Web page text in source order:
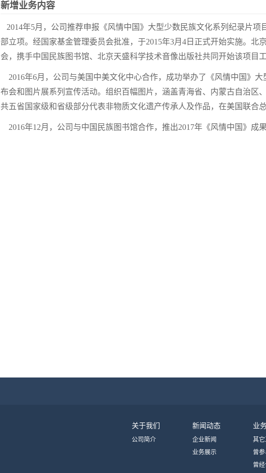
新增业务内容
2014年5月，公司推荐申报《风情中国》大型少数民族文化系列纪录片
部立项。经国家基金管理委员会批准，于2015年3月4日正式开始实施。北
会，携手中国民族图书馆、北京天盛科学技术音像出版社共同开始该项目工
2016年6月，公司与美国中美文化中心合作，成功举办了《风情中国》
布会和图片展系列宣传活动。组织百幅图片，涵盖青海省、内蒙古自治区
共五省国家级和省级部分代表非物质文化遗产传承人及作品，在美国联合
2016年12月，公司与中国民族图书馆合作，推出2017年《风情中国》成果
关于我们
公司简介
新闻动态
企业新闻
业务展示
业
其
曾
动
曾